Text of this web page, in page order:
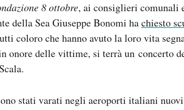
8 ottobre, ai consiglieri comunali
della Sea Giuseppe Bonomi hachiesto
coloro che hanno avuto la loro vita
onore delle vittime, si terrà un concerto
stati varati negli aeroporti italiani